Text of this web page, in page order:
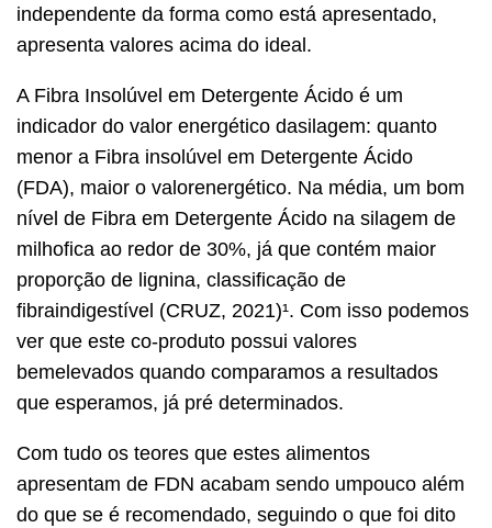
independente da forma como está apresentado,
apresenta valores acima do ideal.
A Fibra Insolúvel em Detergente Ácido é um
indicador do valor energético dasilagem: quanto
menor a Fibra insolúvel em Detergente Ácido
(FDA), maior o valorenergético. Na média, um bom
nível de Fibra em Detergente Ácido na silagem de
milhofica ao redor de 30%, já que contém maior
proporção de lignina, classificação de
fibraindigestível (CRUZ, 2021)¹. Com isso podemos
ver que este co-produto possui valores
bemelevados quando comparamos a resultados
que esperamos, já pré determinados.
Com tudo os teores que estes alimentos
apresentam de FDN acabam sendo umpouco além
do que se é recomendado, seguindo o que foi dito